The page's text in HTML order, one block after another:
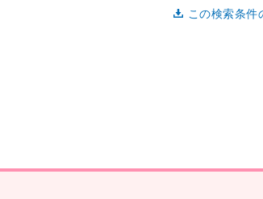
この検索条件